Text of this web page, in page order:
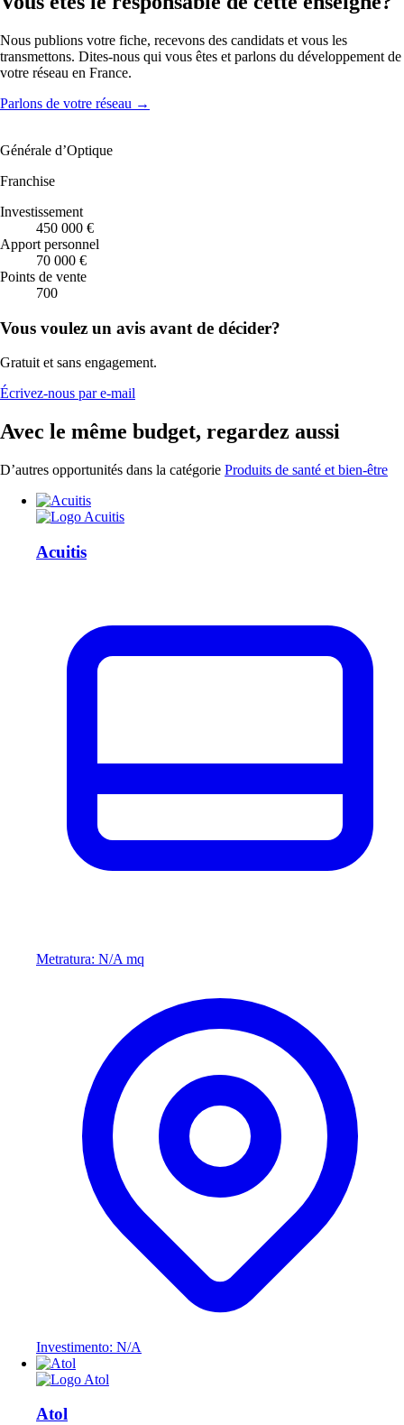
Nous publions votre fiche, recevons des candidats et vous les
transmettons. Dites-nous qui vous êtes et parlons du développement de
votre réseau en France.
Parlons de votre réseau →
Générale d’Optique
Franchise
Investissement
450 000 €
Apport personnel
70 000 €
Points de vente
700
Vous voulez un avis avant de décider?
Gratuit et sans engagement.
Écrivez-nous par e-mail
Avec le même budget, regardez aussi
D’autres opportunités dans la catégorie Produits de santé et bien-être
Acuitis
Metratura: N/A mq
Investimento: N/A
Atol